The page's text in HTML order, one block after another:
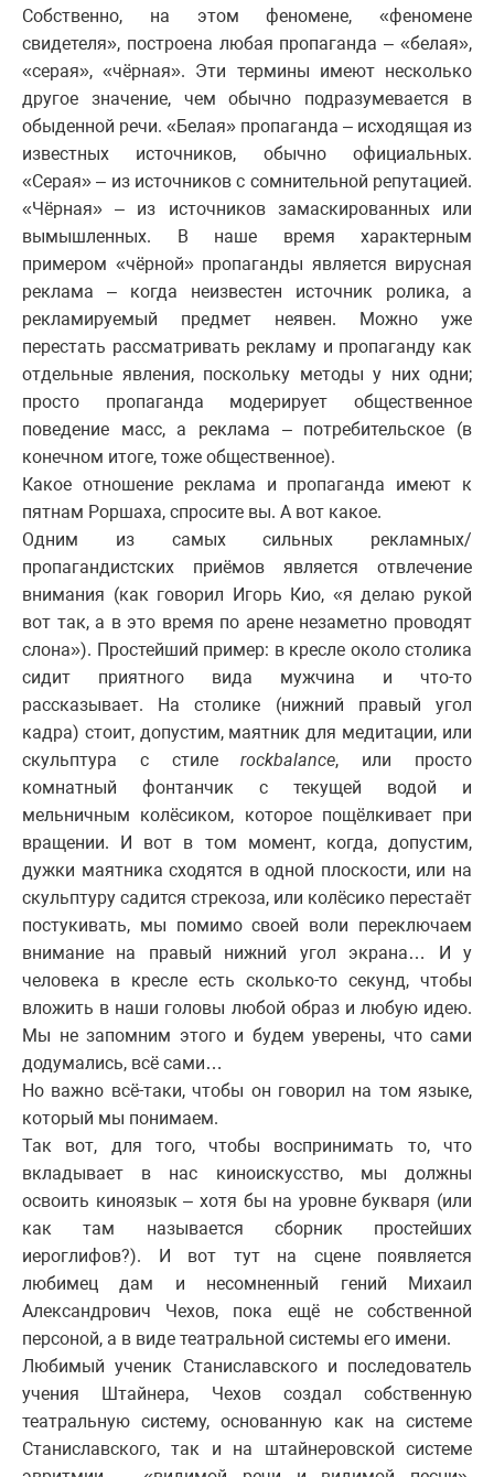
Собственно, на этом феномене, «феномене
свидетеля», построена любая пропаганда – «белая»,
«серая», «чёрная». Эти термины имеют несколько
другое значение, чем обычно подразумевается в
обыденной речи. «Белая» пропаганда – исходящая из
известных источников, обычно официальных.
«Серая» – из источников с сомнительной репутацией.
«Чёрная» – из источников замаскированных или
вымышленных. В наше время характерным
примером «чёрной» пропаганды является вирусная
реклама – когда неизвестен источник ролика, а
рекламируемый предмет неявен. Можно уже
перестать рассматривать рекламу и пропаганду как
отдельные явления, поскольку методы у них одни;
просто пропаганда модерирует общественное
поведение масс, а реклама – потребительское (в
конечном итоге, тоже общественное).
Какое отношение реклама и пропаганда имеют к
пятнам Роршаха, спросите вы. А вот какое.
Одним из самых сильных рекламных/
пропагандистских приёмов является отвлечение
внимания (как говорил Игорь Кио, «я делаю рукой
вот так, а в это время по арене незаметно проводят
слона»). Простейший пример: в кресле около столика
сидит приятного вида мужчина и что-то
рассказывает. На столике (нижний правый угол
кадра) стоит, допустим, маятник для медитации, или
скульптура с стилеrockbalance, или просто
комнатный фонтанчик с текущей водой и
мельничным колёсиком, которое пощёлкивает при
вращении. И вот в том момент, когда, допустим,
дужки маятника сходятся в одной плоскости, или на
скульптуру садится стрекоза, или колёсико перестаёт
постукивать, мы помимо своей воли переключаем
внимание на правый нижний угол экрана… И у
человека в кресле есть сколько-то секунд, чтобы
вложить в наши головы любой образ и любую идею.
Мы не запомним этого и будем уверены, что сами
додумались, всё сами…
Но важно всё-таки, чтобы он говорил на том языке,
который мы понимаем.
Так вот, для того, чтобы воспринимать то, что
вкладывает в нас киноискусство, мы должны
освоить киноязык – хотя бы на уровне букваря (или
как там называется сборник простейших
иероглифов?). И вот тут на сцене появляется
любимец дам и несомненный гений Михаил
Александрович Чехов, пока ещё не собственной
персоной, а в виде театральной системы его имени.
Любимый ученик Станиславского и последователь
учения Штайнера, Чехов создал собственную
театральную систему, основанную как на системе
Станиславского, так и на штайнеровской системе